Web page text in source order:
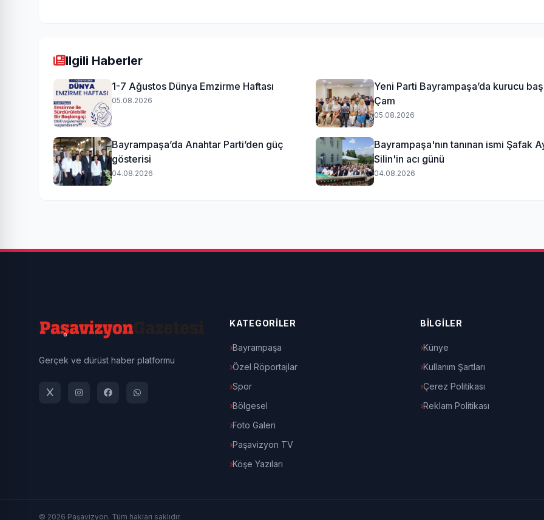
Ilgili Haberler
1-7 Ağustos Dünya Emzirme Haftası
05.08.2026
Yeni Parti Bayrampaşa’da kurucu
Çam
05.08.2026
Bayrampaşa’da Anahtar Parti’den güç
gösterisi
04.08.2026
Bayrampaşa'nın tanınan ismi Şafak
Silin'in acı günü
04.08.2026
Gerçek ve dürüst haber platformu
KATEGORİLER
Bayrampaşa
Özel Röportajlar
Spor
Bölgesel
Foto Galeri
Paşavizyon TV
Köşe Yazıları
BİLGİLER
Künye
Kullanım Şartları
Çerez Politikası
Reklam Politikası
© 2026 Paşavizyon. Tüm hakları saklıdır.